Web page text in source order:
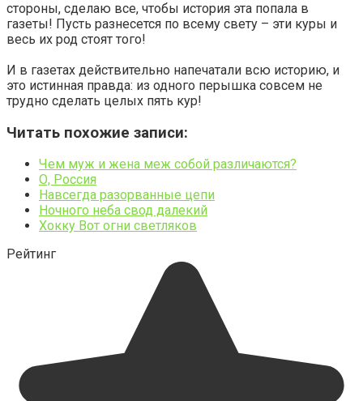
стороны, сделаю все, чтобы история эта попала в
газеты! Пусть разнесется по всему свету – эти куры и
весь их род стоят того!
И в газетах действительно напечатали всю историю, и
это истинная правда: из одного перышка совсем не
трудно сделать целых пять кур!
Читать похожие записи:
Чем муж и жена меж собой различаются?
О, Россия
Навсегда разорванные цепи
Ночного неба свод далекий
Хокку Вот огни светляков
Рейтинг